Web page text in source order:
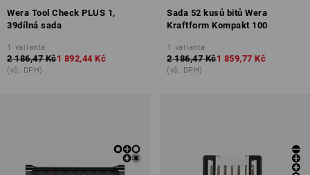
Wera Tool Check PLUS 1,
39dílná sada
1 varianta
2 186,47 Kč1 892,44 Kč
(vč. DPH)
Sada 52 kusů bitů Wera
Kraftform Kompakt 100
1 varianta
2 186,47 Kč1 859,77 Kč
(vč. DPH)